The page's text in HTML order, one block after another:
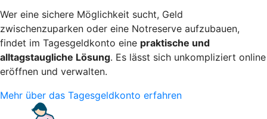
Wer eine sichere Möglichkeit sucht, Geld
zwischenzuparken oder eine Notreserve aufzubauen,
findet im Tagesgeldkonto eine praktische und
alltagstaugliche Lösung. Es lässt sich unkompliziert online
eröffnen und verwalten.
Mehr über das Tagesgeldkonto erfahren